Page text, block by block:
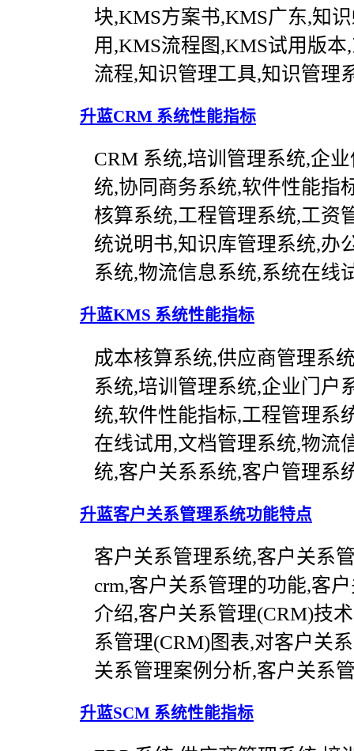
块,KMS方案书,KMS广东,知
用,KMS流程图,KMS试用版
流程,知识管理工具,知识管理
升蓝CRM 系统性能指标
CRM 系统,培训管理系统,企
统,协同商务系统,软件性能指
核算系统,工程管理系统,工资
统说明书,知识库管理系统,办
系统,物流信息系统,系统在线
升蓝KMS 系统性能指标
成本核算系统,供应商管理系
系统,培训管理系统,企业门户
统,软件性能指标,工程管理系
在线试用,文档管理系统,物流
统,客户关系系统,客户管理系
升蓝客户关系管理系统功能特点
客户关系管理系统,客户关系
crm,客户关系管理的功能,客
介绍,客户关系管理(CRM)技
系管理(CRM)图表,对客户关
关系管理案例分析,客户关系
升蓝SCM 系统性能指标